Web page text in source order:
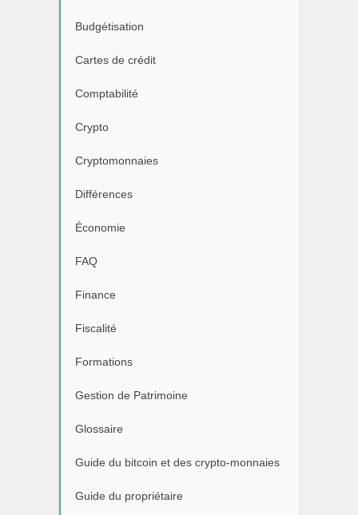
Budgétisation
Cartes de crédit
Comptabilité
Crypto
Cryptomonnaies
Différences
Économie
FAQ
Finance
Fiscalité
Formations
Gestion de Patrimoine
Glossaire
Guide du bitcoin et des crypto-monnaies
Guide du propriétaire